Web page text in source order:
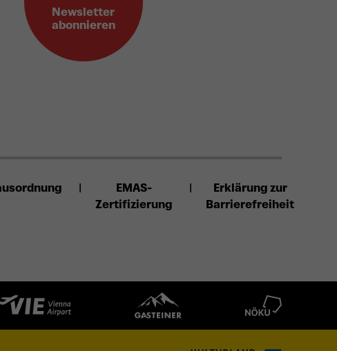
Newsletter
abonnieren
EMAS-
Zertifizierung
Erklärung zur
Barrierefreiheit